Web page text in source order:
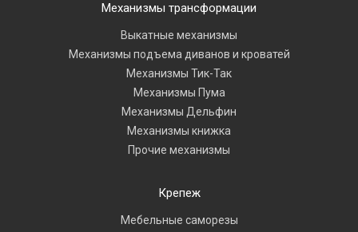
Механизмы трансформации
Выкатные механизмы
Механизмы подъема диванов и кроватей
Механизмы Тик-Так
Механизмы Пума
Механизмы Дельфин
Механизмы книжка
Прочие механизмы
Крепеж
Мебельные саморезы